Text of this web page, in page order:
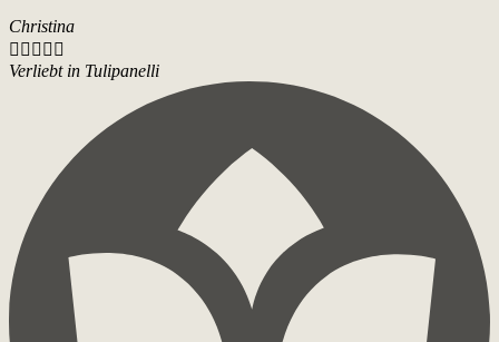
Christina
    
Verliebt in Tulipanelli